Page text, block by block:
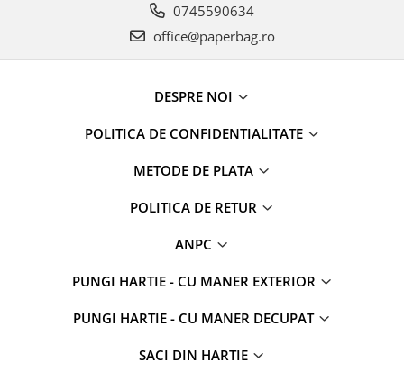
0745590634
office@paperbag.ro
DESPRE NOI
POLITICA DE CONFIDENTIALITATE
METODE DE PLATA
POLITICA DE RETUR
ANPC
PUNGI HARTIE - CU MANER EXTERIOR
PUNGI HARTIE - CU MANER DECUPAT
SACI DIN HARTIE